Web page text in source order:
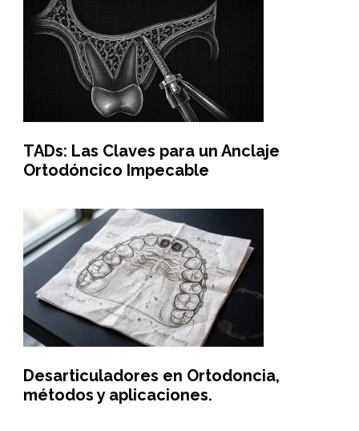
TADs: Las Claves para un Anclaje
Ortodóncico Impecable
Desarticuladores en Ortodoncia,
métodos y aplicaciones.